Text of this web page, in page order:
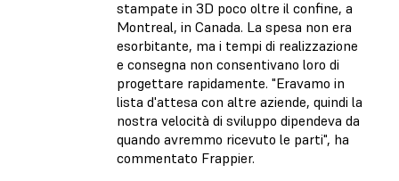
stampate in 3D poco oltre il confine, a
Montreal, in Canada. La spesa non era
esorbitante, ma i tempi di realizzazione
e consegna non consentivano loro di
progettare rapidamente. "Eravamo in
lista d'attesa con altre aziende, quindi la
nostra velocità di sviluppo dipendeva da
quando avremmo ricevuto le parti", ha
commentato Frappier.